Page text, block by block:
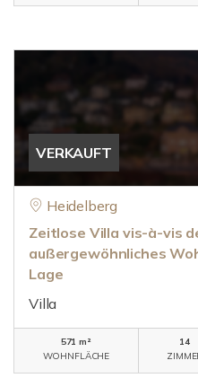
VERKAUFT
Heidelberg
Zeitlose Villa vis-à-vis
außergewöhnliches
Lage
Villa
571 m²
WOHNFLÄCHE
14